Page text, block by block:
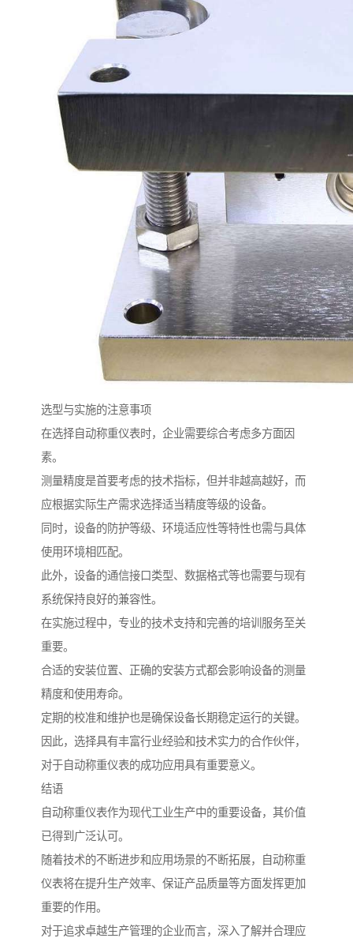
选型与实施的注意事项
在选择自动称重仪表时，企业需要综合考虑多方面因
素。
测量精度是首要考虑的技术指标，但并非越高越好，而
应根据实际生产需求选择适当精度等级的设备。
同时，设备的防护等级、环境适应性等特性也需与具体
使用环境相匹配。
此外，设备的通信接口类型、数据格式等也需要与现有
系统保持良好的兼容性。
在实施过程中，专业的技术支持和完善的培训服务至关
重要。
合适的安装位置、正确的安装方式都会影响设备的测量
精度和使用寿命。
定期的校准和维护也是确保设备长期稳定运行的关键。
因此，选择具有丰富行业经验和技术实力的合作伙伴，
对于自动称重仪表的成功应用具有重要意义。
结语
自动称重仪表作为现代工业生产中的重要设备，其价值
已得到广泛认可。
随着技术的不断进步和应用场景的不断拓展，自动称重
仪表将在提升生产效率、保证产品质量等方面发挥更加
重要的作用。
对于追求卓越生产管理的企业而言，深入了解并合理应